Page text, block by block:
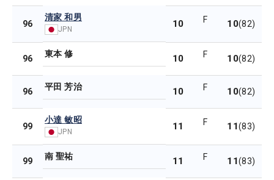
96
清家 和男
JPN 10 F 10(82)
96 東本 修 10 F 10(82)
96 平田 芳治 10 F 10(82)
99
小達 敏昭
JPN 11 F 11(83)
99 南 聖祐 11 F 11(83)